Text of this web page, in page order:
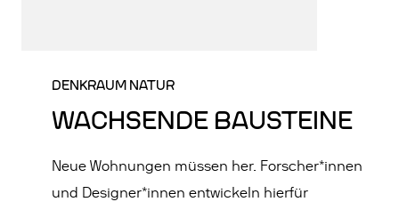
DENKRAUM NATUR
WACHSENDE BAUSTEINE
Neue Wohnungen müssen her. Forscher*innen
und Designer*innen entwickeln hierfür